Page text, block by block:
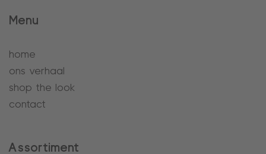
Menu
home
ons verhaal
shop the look
contact
Assortiment